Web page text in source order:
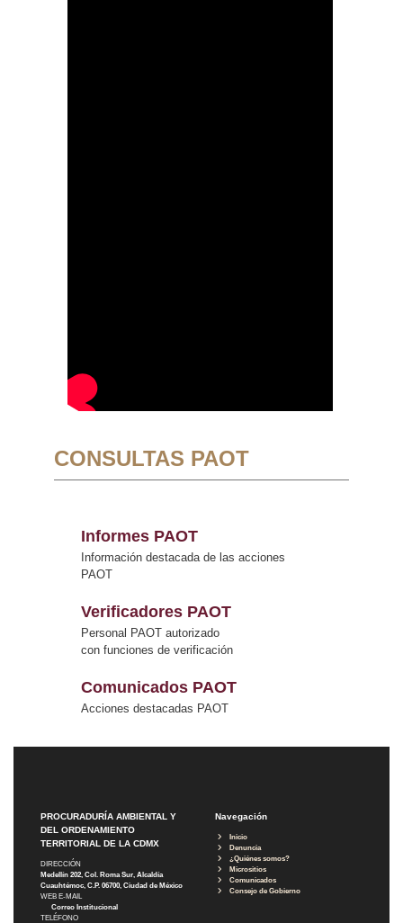
CONSULTAS PAOT
Informes PAOT
Información destacada de las acciones
PAOT
Verificadores PAOT
Personal PAOT autorizado
con funciones de verificación
Comunicados PAOT
Acciones destacadas PAOT
PROCURADURÍA AMBIENTAL Y
DEL ORDENAMIENTO
TERRITORIAL DE LA CDMX
DIRECCIÓN
Medellín 202, Col. Roma Sur, Alcaldía
Cuauhtémoc, C.P. 06700, Ciudad de México
WEB E-MAIL
Correo Institucional
TELÉFONO
Navegación
Inicio
Denuncia
¿Quiénes somos?
Micrositios
Comunicados
Consejo de Gobierno